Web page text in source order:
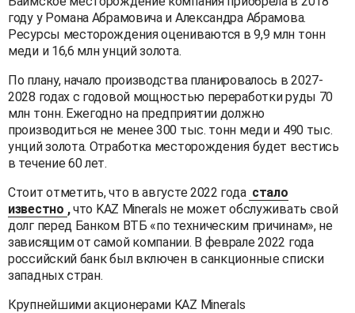
году у Романа Абрамовича и Александра Абрамова.
Ресурсы месторождения оцениваются в 9,9 млн тонн
меди и 16,6 млн унций золота.
По плану, начало производства планировалось в 2027-
2028 годах с годовой мощностью переработки руды 70
млн тонн. Ежегодно на предприятии должно
производиться не менее 300 тыс. тонн меди и 490 тыс.
унций золота. Отработка месторождения будет вестись
в течение 60 лет.
Стоит отметить, что в августе 2022 года стало
известно ,что KAZ Minerals не может обслуживать свой
долг перед Банком ВТБ «по техническим причинам», не
зависящим от самой компании. В феврале 2022 года
российский банк был включен в санкционные списки
западных стран.
Крупнейшими акционерами KAZ Minerals